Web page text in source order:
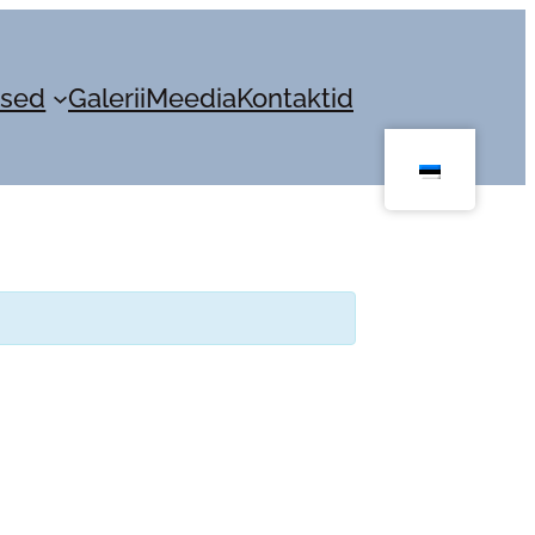
GaleriiMeediaKontaktid